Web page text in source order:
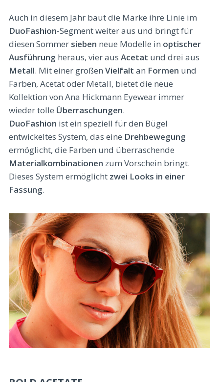
Auch in diesem Jahr baut die Marke ihre Linie im
DuoFashion-Segment weiter aus und bringt für
diesen Sommer sieben neue Modelle in optischer
Ausführung heraus, vier aus Acetat und drei aus
Metall. Mit einer großen Vielfalt an Formen und
Farben, Acetat oder Metall, bietet die neue
Kollektion von Ana Hickmann Eyewear immer
wieder tolle Überraschungen.
DuoFashion ist ein speziell für den Bügel
entwickeltes System, das eine Drehbewegung
ermöglicht, die Farben und überraschende
Materialkombinationen zum Vorschein bringt.
Dieses System ermöglicht zwei Looks in einer
Fassung.